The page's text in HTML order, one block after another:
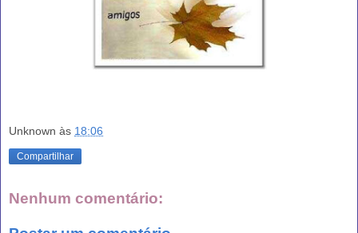
Unknown às 18:06
Compartilhar
Nenhum comentário: